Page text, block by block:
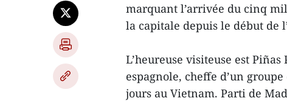
marquant l’arrivée du cinq
la capitale depuis le début de
L’heureuse visiteuse est
espagnole, cheffe d’un
jours au Vietnam. Parti de